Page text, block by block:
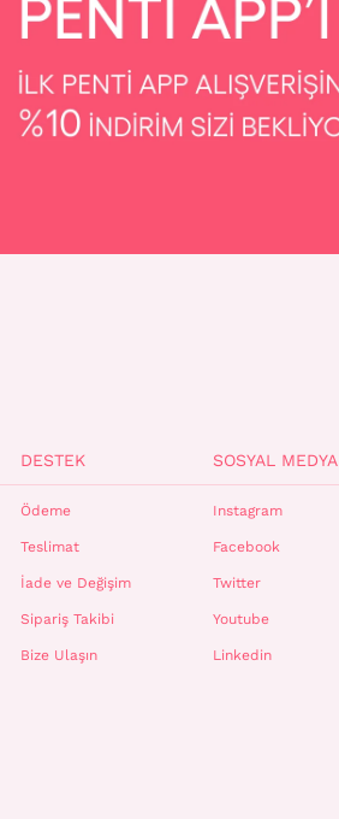
DESTEK
Ödeme
Teslimat
İade ve Değişim
Sipariş Takibi
Bize Ulaşın
SOSYAL MEDYA
Instagram
Facebook
Twitter
Youtube
Linkedin